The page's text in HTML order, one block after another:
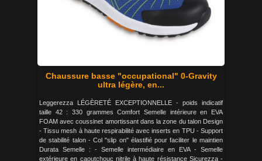
Chaussure basse "occupational" 0-Gravity
ultra légère, en...
Leggerezza LÉGÈRETÉ EXCEPTIONNELLE - poids indicatif
taille 42 : 330 grammes Comfort Semelle intérieure en EVA
FOAM avec coussinet amortissant dans la zone du talon Design
- Tissu mesh à haute respirabilité avec inserts en TPU - Support
de stabilité talon - Col "slip on" élastifié pour faciliter le maintien
Durata Semelle : - Semelle intermédiaire en EVA - Semelle
extérieure en caoutchouc nitrile à haute résistance Sicurezza -